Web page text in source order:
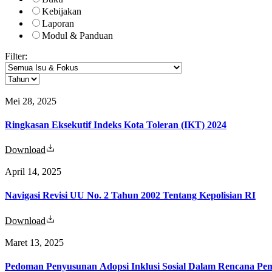
Kebijakan
Laporan
Modul & Panduan
Filter:
Mei 28, 2025
Ringkasan Eksekutif Indeks Kota Toleran (IKT) 2024
Download
April 14, 2025
Navigasi Revisi UU No. 2 Tahun 2002 Tentang Kepolisian RI
Download
Maret 13, 2025
Pedoman Penyusunan Adopsi Inklusi Sosial Dalam Rencana